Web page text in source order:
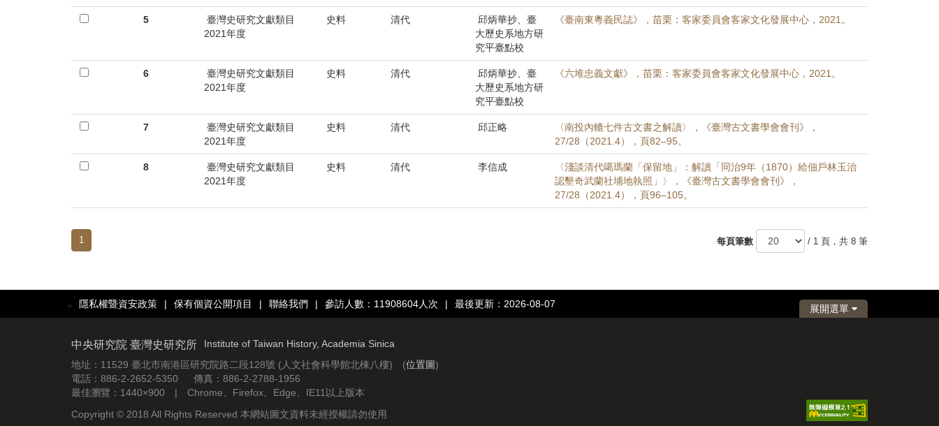
5
臺灣史研究文獻類目
2021年度
史料 清代
邱炳華抄、臺
大歷史系地方研
究平臺點校
《臺南東粵義民誌》，苗栗：客家委員會客家文化發展中心，2021。
6
臺灣史研究文獻類目
2021年度
史料 清代
邱炳華抄、臺
大歷史系地方研
究平臺點校
《六堆忠義文獻》，苗栗：客家委員會客家文化發展中心，2021。
7
臺灣史研究文獻類目
2021年度
史料 清代 邱正略
〈南投內轆七件古文書之解讀〉，《臺灣古文書學會會刊》，
27/28（2021.4），頁82–95。
8
臺灣史研究文獻類目
2021年度
史料 清代 李信成
〈淺談清代噶瑪蘭「保留地」：解讀「同治9年（1870）給佃戶林玉治
認墾奇武蘭社埔地執照」〉，《臺灣古文書學會會刊》，
27/28（2021.4），頁96–105。
1 每頁筆數 / 1 頁，共 8 筆
::: 隱私權暨資安政策 | 保有個資公開項目 | 聯絡我們 | 參訪人數：11908604人次 | 最後更新：2026-08-07 展開選單
中央研究院 臺灣史研究所
Institute of Taiwan History, Academia Sinica
地址：11529 臺北市南港區研究院路二段128號 (人文社會科學館北棟八樓) (位置圖)
電話：886-2-2652-5350 傳真：886-2-2788-1956
最佳瀏覽：1440×900 | Chrome、Firefox、Edge、IE11以上版本
Copyright © 2018 All Rights Reserved 本網站圖文資料未經授權請勿使用